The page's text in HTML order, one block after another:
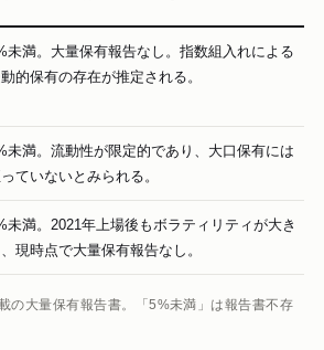
未満。大量保有報告なし。指数組入れによる
的保有の存在が推定される。
未満。流動性が限定的であり、大口保有には
ていないとみられる。
未満。2021年上場後もボラティリティが大き
、現時点で大量保有報告なし。
の大量保有報告書。「5%未満」は報告書不存